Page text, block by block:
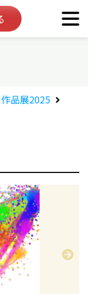
作品展2025